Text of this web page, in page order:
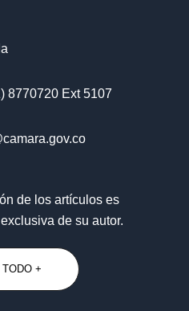
8770720 Ext 5107
de los artículos es
de su autor.
+